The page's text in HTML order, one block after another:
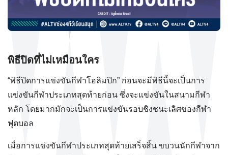
พิธีปิดที่ไม่เหมือนใคร
“พิธีปิดการแข่งขันกีฬาโอลิมปิก” ก่อนจะมีพิธีนี้จะเป็นการ
แข่งขันกีฬาประเภทสุดท้ายก่อน ซึ่งจะแข่งขันในสนามกีฬา
หลัก โดยมากมักจะเป็นการแข่งขันรอบชิงชนะเลิศของกีฬา
ฟุตบอล
เมื่อการแข่งขันกีฬาประเภทสุดท้ายเสร็จสิ้น ขบวนนักกีฬาจาก